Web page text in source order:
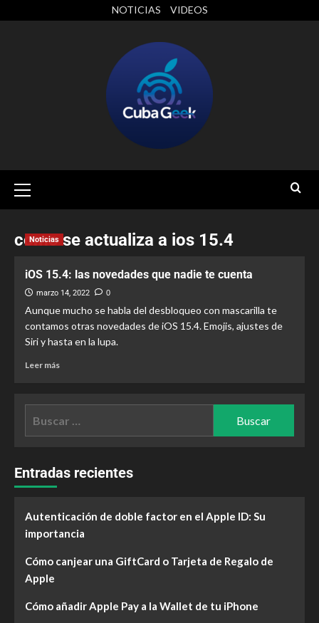
NOTICIAS VIDEOS
como se actualiza a ios 15.4
Noticias
iOS 15.4: las novedades que nadie te cuenta
marzo 14, 2022 0
Aunque mucho se habla del desbloqueo con mascarilla te
contamos otras novedades de iOS 15.4. Emojis, ajustes de
Siri y hasta en la lupa.
Leer más
Entradas recientes
Autenticación de doble factor en el Apple ID: Su
importancia
Cómo canjear una GiftCard o Tarjeta de Regalo de
Apple
Cómo añadir Apple Pay a la Wallet de tu iPhone